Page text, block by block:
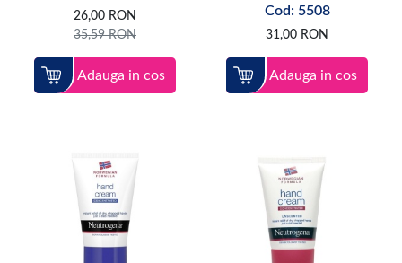
26,00 RON
35,59RON
Adauga in cos
Cod: 5508
31,00 RON
Adauga in cos